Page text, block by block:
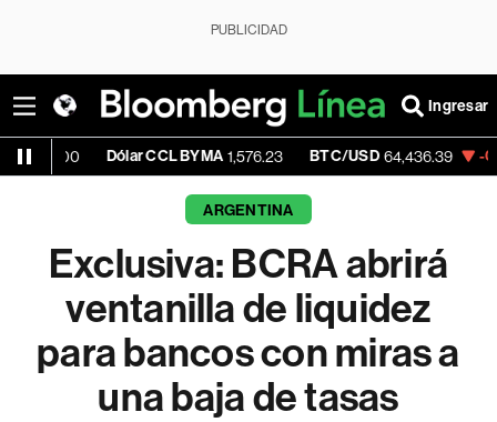
PUBLICIDAD
Ingresar
Dólar CCL BYMA 1,576.23 BTC/USD 64,436.39 -0.54%
ARGENTINA
Exclusiva: BCRA abrirá
ventanilla de liquidez
para bancos con miras a
una baja de tasas